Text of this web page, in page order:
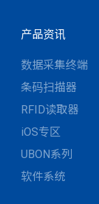
产品资讯
数据采集终端
条码扫描器
RFID读取器
iOS专区
UBON系列
软件系统